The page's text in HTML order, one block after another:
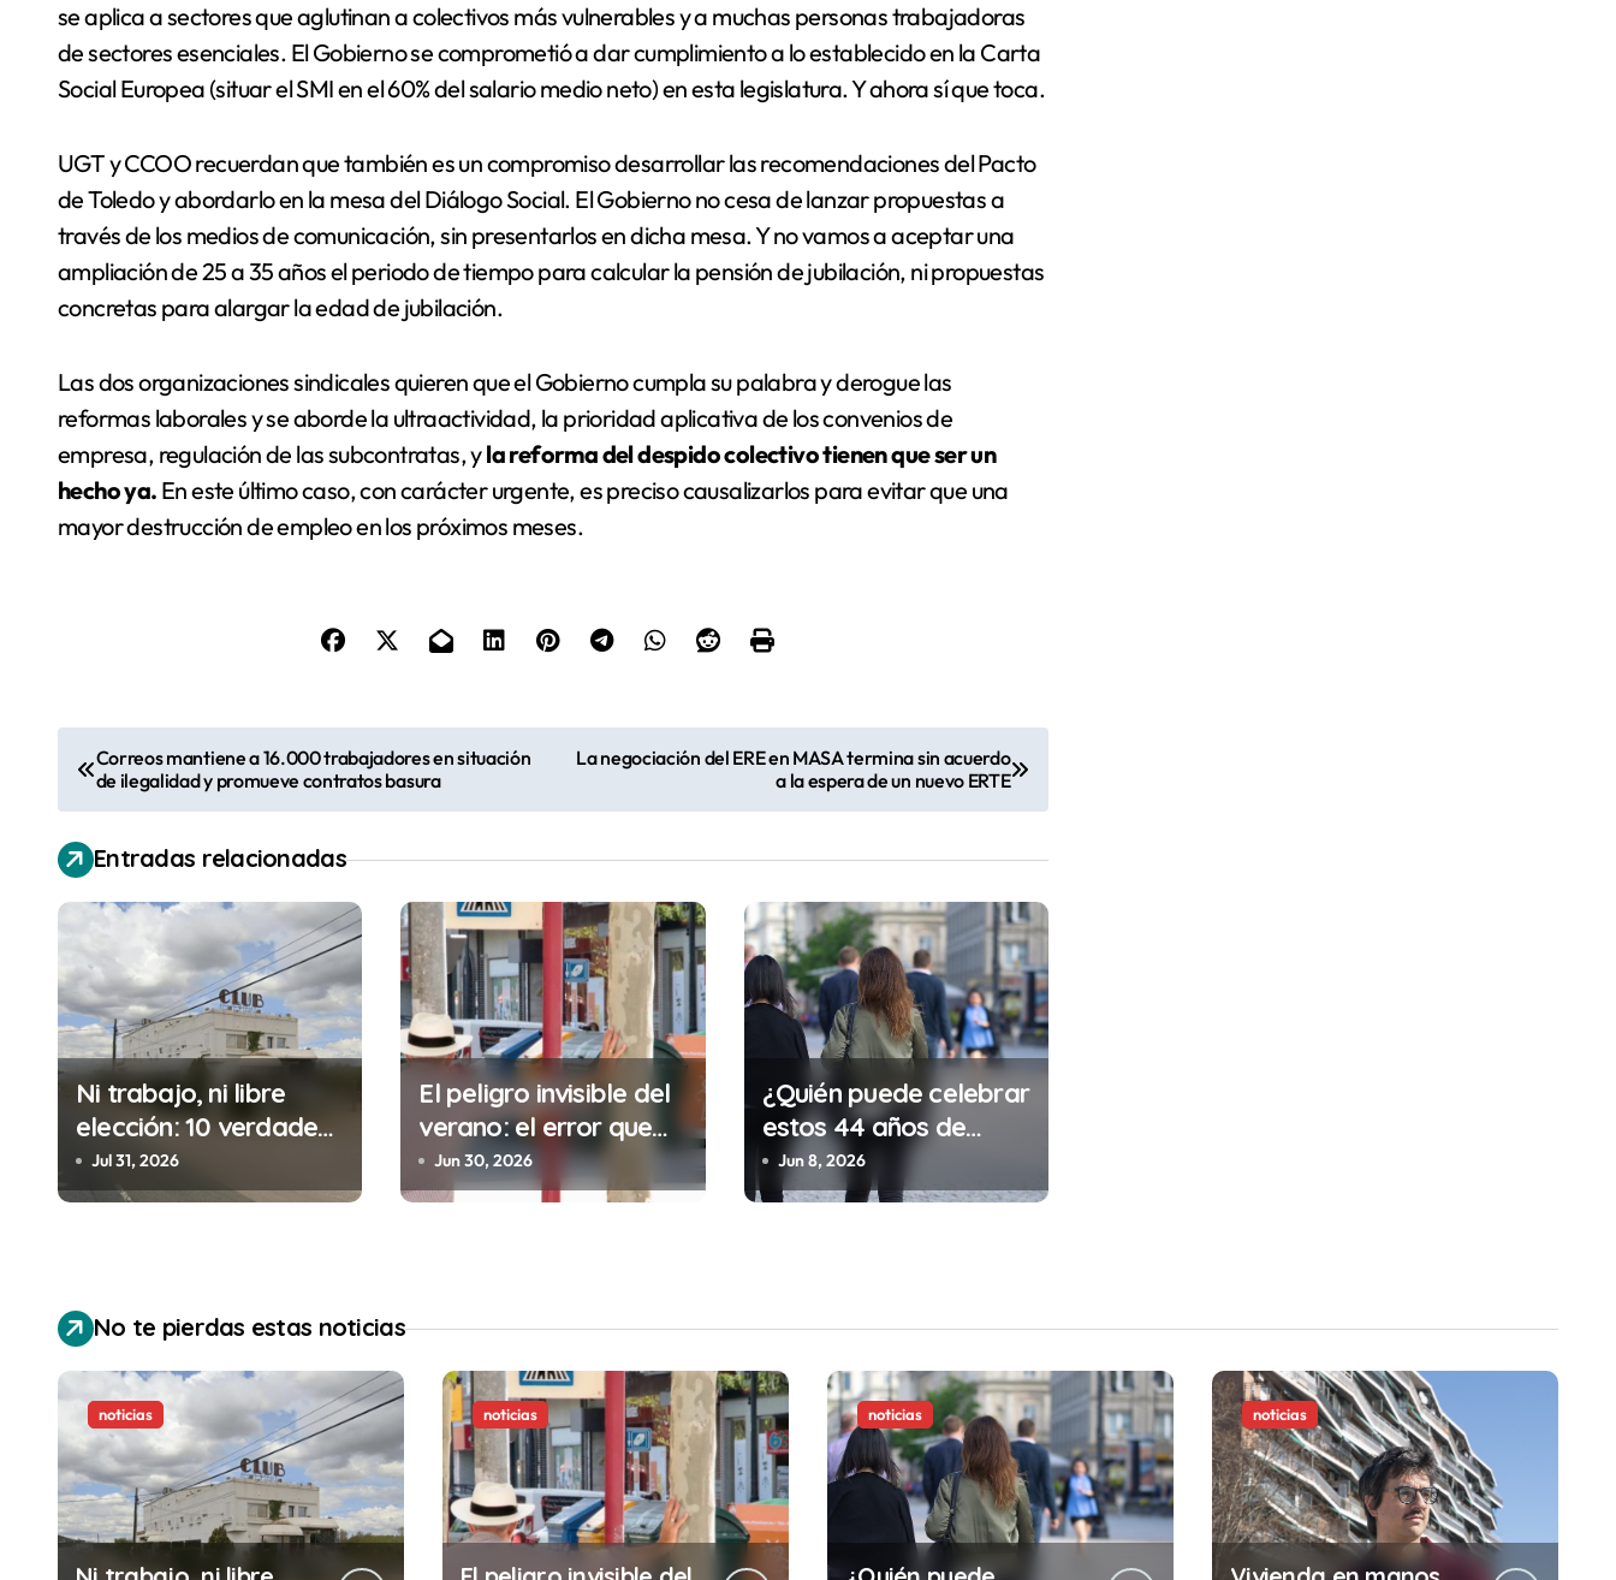
se aplica a sectores que aglutinan a colectivos más vulnerables y a muchas personas trabajadoras
de sectores esenciales. El Gobierno se comprometió a dar cumplimiento a lo establecido en la Carta
Social Europea (situar el SMI en el 60% del salario medio neto) en esta legislatura. Y ahora sí que toca.
UGT y CCOO recuerdan que también es un compromiso desarrollar las recomendaciones del Pacto
de Toledo y abordarlo en la mesa del Diálogo Social. El Gobierno no cesa de lanzar propuestas a
través de los medios de comunicación, sin presentarlos en dicha mesa. Y no vamos a aceptar una
ampliación de 25 a 35 años el periodo de tiempo para calcular la pensión de jubilación, ni propuestas
concretas para alargar la edad de jubilación.
Las dos organizaciones sindicales quieren que el Gobierno cumpla su palabra y derogue las
reformas laborales y se aborde la ultraactividad, la prioridad aplicativa de los convenios de
empresa, regulación de las subcontratas, yla reforma del despido colectivo tienen que ser un
hecho ya. En este último caso, con carácter urgente, es preciso causalizarlos para evitar que una
mayor destrucción de empleo en los próximos meses.
a
v
e
a
c
i
ó
n
e
n
t
r
a
Correos mantiene a 16.000 trabajadores en situación
de ilegalidad y promueve contratos basura
La negociación del ERE en MASA termina sin acuerdo
a la espera de un nuevo ERTE
Entradas relacionadas
Ni trabajo, ni libre
elección: 10 verdades
urgentes sobre la
abolición de la
Jul 31, 2026
El peligro invisible del
verano: el error que
cometes cada 30
minutos en tu trabajo
Jun 30, 2026
¿Quién puede celebrar
estos 44 años de
autonomía?
Jun 8, 2026
No te pierdas estas noticias
noticias noticias noticias noticias